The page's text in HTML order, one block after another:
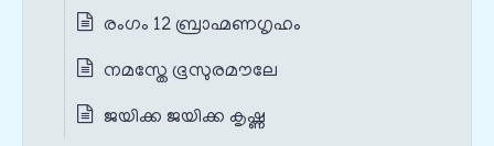
രംഗം 12 ബ്രാഹ്മണഗൃഹം
നമസ്തേ ഭൂസുരമൗലേ
ജയിക്ക ജയിക്ക കൃഷ്ണ